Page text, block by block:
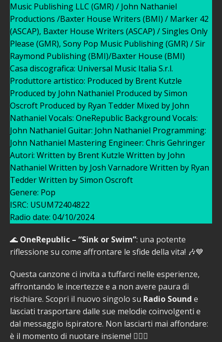
Music Publishing LLC (GMR) / John Nathaniel
Productions /Baxter House Writers (BMI) / Marker 42
(ASCAP), Baxter House Writers (ASCAP) / Singles Only
Please (GMR), Sony Pop Music Publishing (GMR) / Sir
Raymond Publishing (BMI)/Baxter House (BMI)
Casa discografica: Universal Music Italia S.r.l.
Produttore artistico: Produced by Brent Kutzle
Produced by John Nathaniel Produced by Simon
Oscroft Produced by Ryan Tedder Mixed by John
Nathaniel Vocals: OneRepublic Background Vocals:
John Nathaniel Guitar: John Nathaniel Programming:
John Nathaniel Mastering Engineer: Chris Gehringer
Autori: Written by Brent Kutzle Written by John
Nathaniel Written by Josh Varnadore Written by Ryan
Tedder Written by Simon Oscroft
Genere: Pop
ISRC: USUM72404822
Radio date: 04/10/2024
🌊 OneRepublic – “Sink or Swim”: una potente
riflessione su come affrontare le sfide della vita! 🎶💙
Questa canzone ci invita a tuffarci nelle esperienze,
affrontando le incertezze e a non avere paura di
rischiare. Scopri il nuovo singolo su Radio Sound e
lasciati trasportare dalle sue melodie coinvolgenti e
dal messaggio ispiratore. Non lasciarti mai affondare:
è il momento di nuotare insieme! 🏊‍♂️✨